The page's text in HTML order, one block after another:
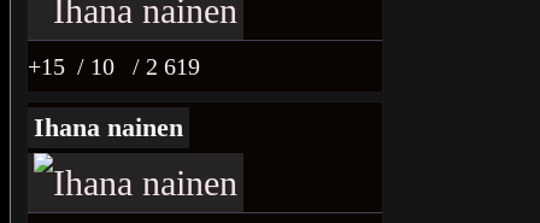
+15 / 10 / 2 619
Ihana nainen